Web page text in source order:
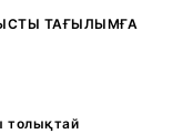
ТАҒЫЛЫМҒА
толықтай